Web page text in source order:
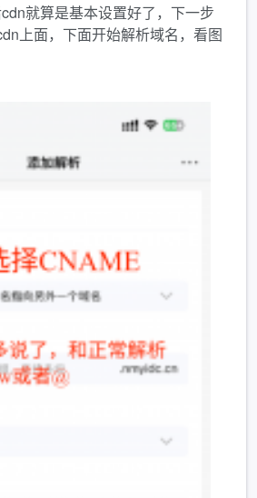
就算是基本设置好了，下一步
上面，下面开始解析域名，看图